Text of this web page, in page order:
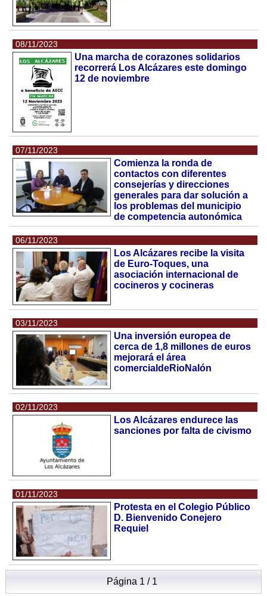
08/11/2023
Una marcha de corazones solidarios
recorrerá Los Alcázares este domingo
12 de noviembre
07/11/2023
Comienza la ronda de
contactos con diferentes
consejerías y direcciones
generales para dar solución a
los problemas del municipio
de competencia autonómica
06/11/2023
Los Alcázares recibe la visita
de Euro-Toques, una
asociación internacional de
cocineros y cocineras
03/11/2023
Una inversión europea de
cerca de 1,8 millones de euros
mejorará el área
comercialdeRioNalón
02/11/2023
Los Alcázares endurece las
sanciones por falta de civismo
01/11/2023
Protesta en el Colegio Público
D. Bienvenido Conejero
Requiel
Página 1 / 1